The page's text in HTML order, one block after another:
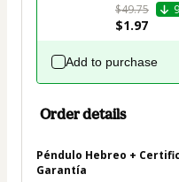
$49.75
$1.97
Add to purchase
Order details
Péndulo Hebreo +
Garantía